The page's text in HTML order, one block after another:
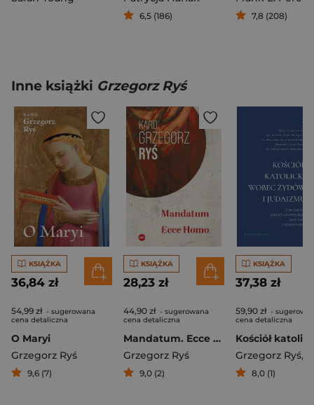
6,5 (186) 7,8 (208)
Inne książki Grzegorz Ryś
KSIĄŻKA
36,84 zł
54,99 zł - sugerowana
cena detaliczna
O Maryi
Grzegorz Ryś
9,6 (7)
KSIĄŻKA
28,23 zł
44,90 zł - sugerowana
cena detaliczna
Mandatum. Ecce Homo
Grzegorz Ryś
9,0 (2)
KSIĄŻKA
37,38 zł
59,90 zł -
cena detaliczna
Grzegorz Ryś,
8,0 (1)